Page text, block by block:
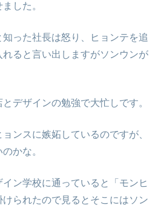
した。
った社長は怒り、ヒョンテを追
ると言い出しますがソンウンが
デザインの勉強で大忙しです。
ンスに嫉妬しているのですが、
かな。
ン学校に通っていると「モンヒ
られたので見るとそこにはソン